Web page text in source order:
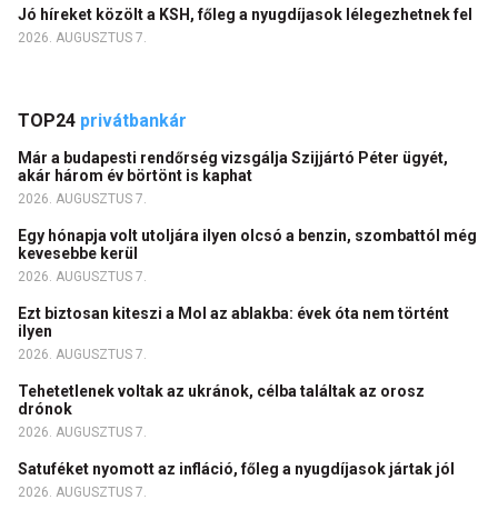
Jó híreket közölt a KSH, főleg a nyugdíjasok lélegezhetnek fel
2026. AUGUSZTUS 7.
TOP24 privátbankár
Már a budapesti rendőrség vizsgálja Szijjártó Péter ügyét,
akár három év börtönt is kaphat
2026. AUGUSZTUS 7.
Egy hónapja volt utoljára ilyen olcsó a benzin, szombattól még
kevesebbe kerül
2026. AUGUSZTUS 7.
Ezt biztosan kiteszi a Mol az ablakba: évek óta nem történt
ilyen
2026. AUGUSZTUS 7.
Tehetetlenek voltak az ukránok, célba találtak az orosz
drónok
2026. AUGUSZTUS 7.
Satuféket nyomott az infláció, főleg a nyugdíjasok jártak jól
2026. AUGUSZTUS 7.